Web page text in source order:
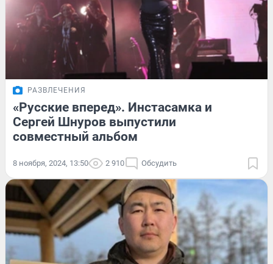
РАЗВЛЕЧЕНИЯ
«Русские вперед». Инстасамка и
Сергей Шнуров выпустили
совместный альбом
8 ноября, 2024, 13:50 2 910 Обсудить